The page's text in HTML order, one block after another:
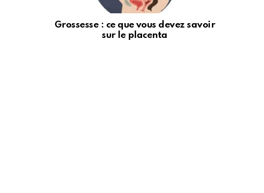
Grossesse : ce que vous devez savoir
sur le placenta